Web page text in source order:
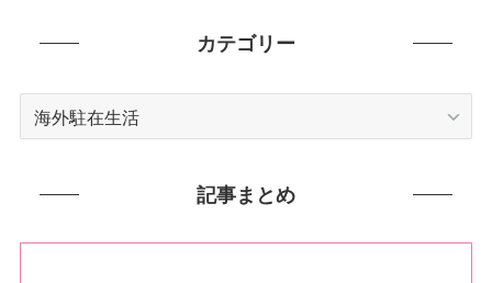
カテゴリー
カ
テ
記事まとめ